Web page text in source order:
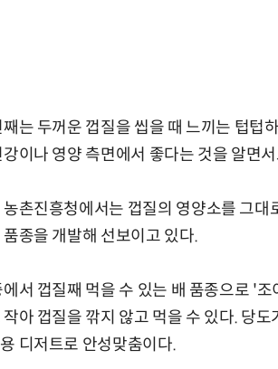
째는 두꺼운 껍질을 씹을 때 느끼는 텁텁
강이나 영양 측면에서 좋다는 것을 알면
농촌진흥청에서는 껍질의 영양소를 그
품종을 개발해 선보이고 있다.
에서 껍질째 먹을 수 있는 배 품종으로 '
작아 껍질을 깎지 않고 먹을 수 있다. 당
디저트로 안성맞춤이다.